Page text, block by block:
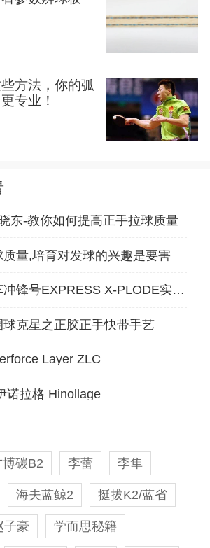
方法，你的弧
专业！
晓东-教你如何提高正手拉球质量
质量,培育对发球的兴趣是要害
优拉快车冲锋号EXPRESS X-PLODE实战测评
球克星之正胶正手快带手艺
Layer ZLC
诺拉格 Hinollage
博碳B2 李蕾 李隼
海夫蓝鲸2 挺拔K2/蓝省
子豪 学而思秘籍